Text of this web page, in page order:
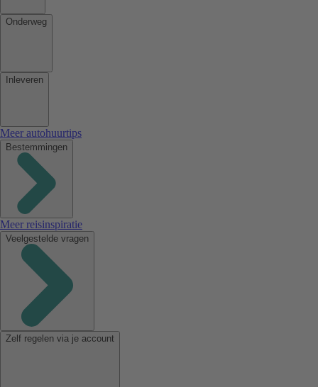
Onderweg
Inleveren
Meer autohuurtips
Bestemmingen
Meer reisinspiratie
Veelgestelde vragen
Zelf regelen via je account